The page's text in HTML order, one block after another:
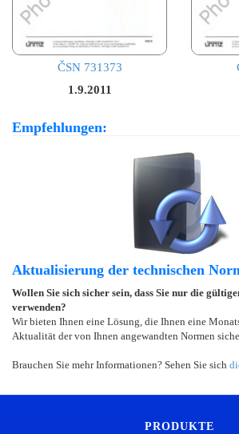
ČSN 731373
1.9.2011
Empfehlungen:
Aktualisierung der technischen
Wollen Sie sich sicher sein, dass Sie nur die
verwenden?
Wir bieten Ihnen eine Lösung, die Ihnen eine
Aktualität der von Ihnen angewandten Normen
Brauchen Sie mehr Informationen? Sehen Sie sich
PRODUKTE